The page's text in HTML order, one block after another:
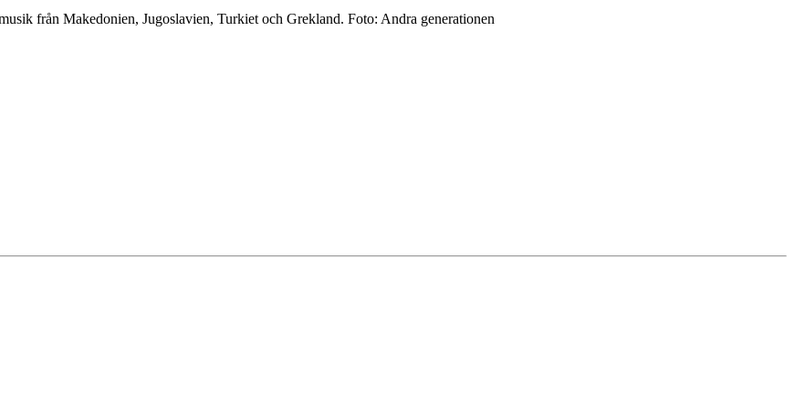
från Makedonien, Jugoslavien, Turkiet och Grekland. Foto: Andra generationen